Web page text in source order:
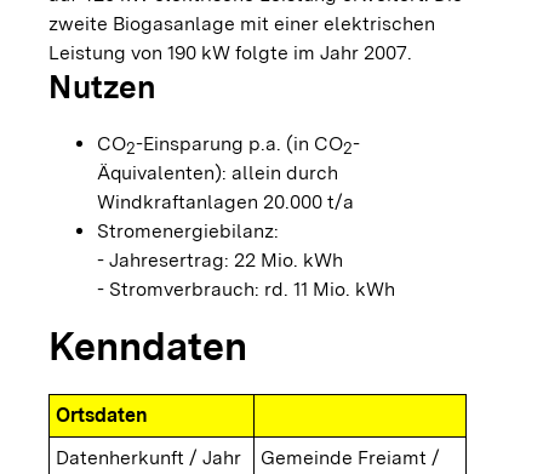
zweite Biogasanlage mit einer elektrischen
Leistung von 190 kW folgte im Jahr 2007.
Nutzen
CO2-Einsparung p.a. (in CO2-
Äquivalenten): allein durch
Windkraftanlagen 20.000 t/a
Stromenergiebilanz:
- Jahresertrag: 22 Mio. kWh
- Stromverbrauch: rd. 11 Mio. kWh
Kenndaten
Ortsdaten
Datenherkunft / Jahr
Gemeinde Freiamt /